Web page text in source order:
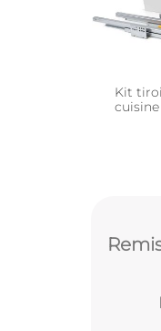
Kit
Concept